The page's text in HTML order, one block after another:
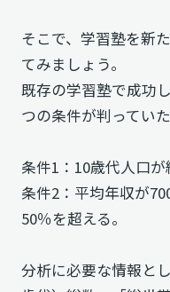
そこで、学習塾を新
てみましょう。
既存の学習塾で成功
つの条件が判っていた
条件1：10歳代人口が
条件2：平均年収が
50％を超える。
分析に必要な情報と